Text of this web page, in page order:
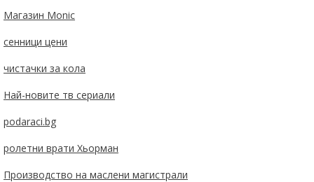
Магазин Monic
сенници цени
чистачки за кола
Най-новите тв сериали
podaraci.bg
ролетни врати Хьорман
Производство на маслени магистрали